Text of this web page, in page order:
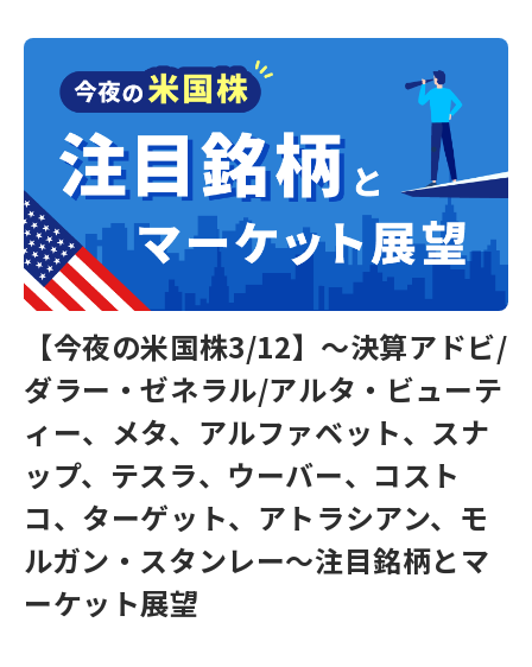
【今夜の米国株3/12】～決算アドビ/
ダラー・ゼネラル/アルタ・ビューテ
ィー、メタ、アルファベット、スナ
ップ、テスラ、ウーバー、コスト
コ、ターゲット、アトラシアン、モ
ルガン・スタンレー～注目銘柄とマ
ーケット展望